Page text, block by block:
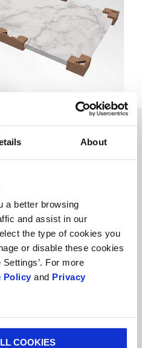
About
a better browsing
and assist in our
the type of cookies you
or disable these cookies
For more
Policy and Privacy
COOKIES
en los
Awards